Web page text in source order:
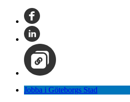
Jobba i Göteborgs Stad